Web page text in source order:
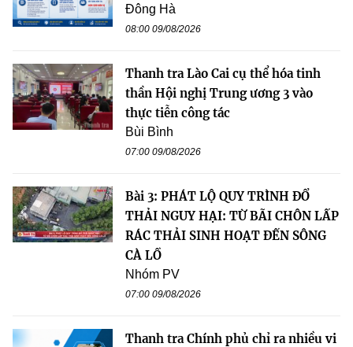
Đông Hà
08:00 09/08/2026
Thanh tra Lào Cai cụ thể hóa tinh
thần Hội nghị Trung ương 3 vào
thực tiễn công tác
Bùi Bình
07:00 09/08/2026
Bài 3: PHÁT LỘ QUY TRÌNH ĐỔ
THẢI NGUY HẠI: TỪ BÃI CHÔN LẤP
RÁC THẢI SINH HOẠT ĐẾN SÔNG
CÀ LỒ
Nhóm PV
07:00 09/08/2026
Thanh tra Chính phủ chỉ ra nhiều vi